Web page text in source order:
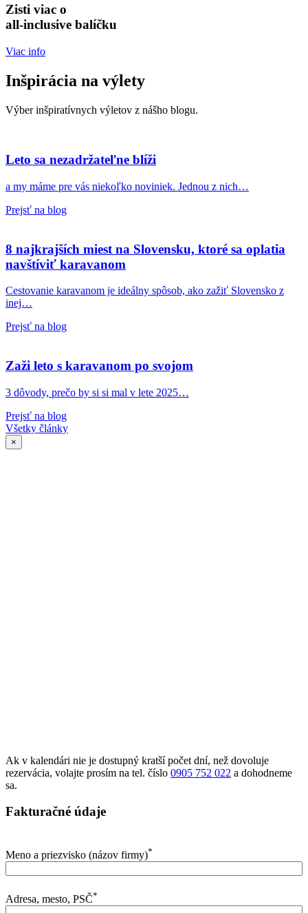
Zisti viac o
all-inclusive balíčku
Viac info
Inšpirácia na výlety
Výber inšpiratívnych výletov z nášho blogu.
Leto sa nezadržateľne blíži
a my máme pre vás niekoľko noviniek. Jednou z nich…
Prejsť na blog
8 najkrajších miest na Slovensku, ktoré sa oplatia
navštíviť karavanom
Cestovanie karavanom je ideálny spôsob, ako zažiť Slovensko z
inej…
Prejsť na blog
Zaži leto s karavanom po svojom
3 dôvody, prečo by si si mal v lete 2025…
Prejsť na blog
Všetky články
×
Ak v kalendári nie je dostupný kratší počet dní, než dovoluje
rezervácia, volajte prosím na tel. číslo 0905 752 022 a dohodneme
sa.
Fakturačné údaje
Meno a priezvisko (názov firmy)*
Adresa, mesto, PSČ*